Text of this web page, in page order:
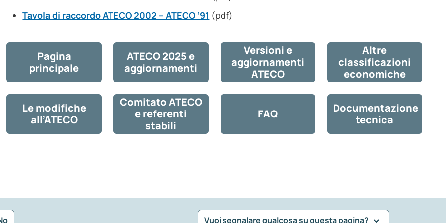
Tavola di raccordo ATECO 2002 – ATECO ‘91 (pdf)
Pagina
principale
ATECO 2025 e
aggiornamenti
Versioni e
aggiornamenti
ATECO
Altre
classificazioni
economiche
Le modifiche
all’ATECO
Comitato ATECO
e referenti
stabili
FAQ
Documentazione
tecnica
Vuoi segnalare qualcosa su questa pagina?